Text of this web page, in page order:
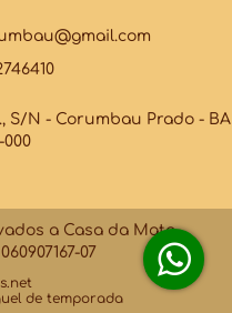
S/N - Corumbau Prado - BA
000
a Casa da Mata
07
de temporada